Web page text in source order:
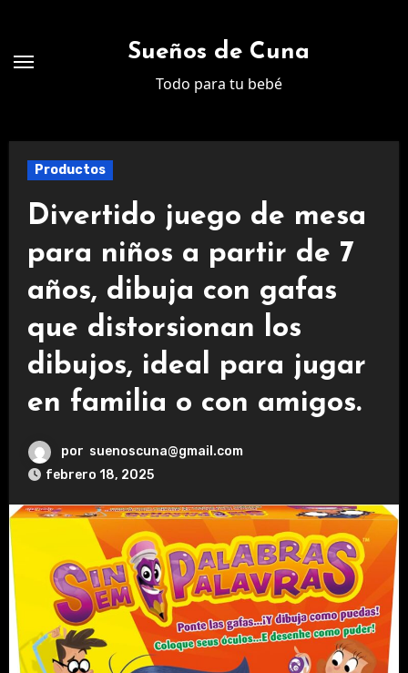
contenido
Sueños de Cuna
Todo para tu bebé
Productos
Divertido juego de mesa
para niños a partir de 7
años, dibuja con gafas
que distorsionan los
dibujos, ideal para jugar
en familia o con amigos.
por suenoscuna@gmail.com
febrero 18, 2025